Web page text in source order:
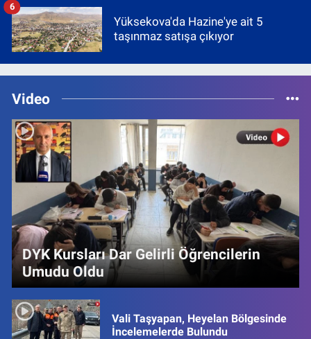
Yüksekova'da Hazine'ye ait 5
taşınmaz satışa çıkıyor
6
Video
DYK Kursları Dar Gelirli Öğrencilerin
Umudu Oldu
Vali Taşyapan, Heyelan Bölgesinde
İncelemelerde Bulundu